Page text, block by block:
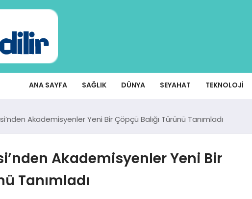
ANA SAYFA SAĞLIK DÜNYA SEYAHAT TEKNOLOJI
Akademisyenler Yeni Bir Çöpçü Balığı Türünü Tanımladı
Akademisyenler Yeni Bir
Tanımladı